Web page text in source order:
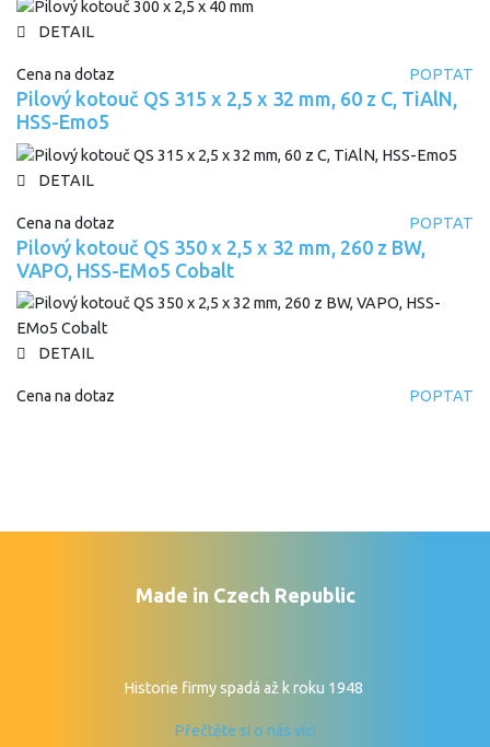
DETAIL
Cena na dotaz POPTAT
Pilový kotouč QS 315 x 2,5 x 32 mm, 60 z C, TiAlN,
HSS-Emo5
DETAIL
Cena na dotaz POPTAT
Pilový kotouč QS 350 x 2,5 x 32 mm, 260 z BW,
VAPO, HSS-EMo5 Cobalt
DETAIL
Cena na dotaz POPTAT
Made in Czech Republic
Historie firmy spadá až k roku 1948
Přečtěte si o nás víc!